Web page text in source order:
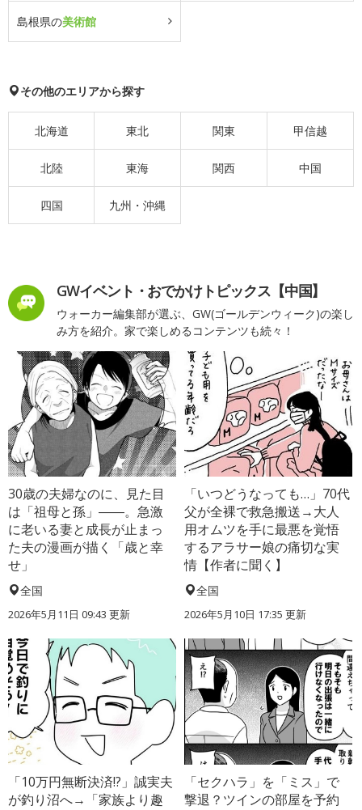
島根県の美術館
その他のエリアから探す
北海道 東北 関東 甲信越
北陸 東海 関西 中国
四国 九州・沖縄
GWイベント・おでかけトピックス【中国】
ウォーカー編集部が選ぶ、GW(ゴールデンウィーク)の楽し
み方を紹介。家で楽しめるコンテンツも続々！
30歳の夫婦なのに、見た目
は「祖母と孫」――。急激
に老いる妻と成長が止まっ
た夫の漫画が描く「歳と幸
せ」
全国
2026年5月11日 09:43 更新
「いつどうなっても…」70代
父が全裸で救急搬送→大人
用オムツを手に最悪を覚悟
するアラサー娘の痛切な実
情【作者に聞く】
全国
2026年5月10日 17:35 更新
「10万円無断決済!?」誠実夫
が釣り沼へ→「家族より趣
「セクハラ」を「ミス」で
撃退？ツインの部屋を予約